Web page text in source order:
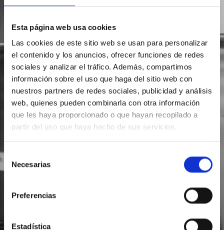
Esta página web usa cookies
Las cookies de este sitio web se usan para personalizar
el contenido y los anuncios, ofrecer funciones de redes
sociales y analizar el tráfico. Además, compartimos
información sobre el uso que haga del sitio web con
nuestros partners de redes sociales, publicidad y análisis
web, quienes pueden combinarla con otra información
que les haya proporcionado o que hayan recopilado a
partir del uso que haya hecho de sus servicios.
Selección
Necesarias
Preferencias
Estadística